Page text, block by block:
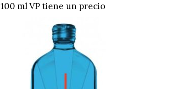
ml VP tiene un precio